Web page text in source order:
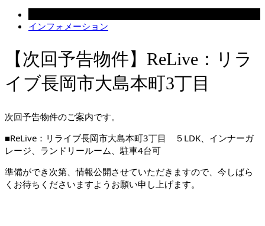
インフォメーション
【次回予告物件】ReLive：リラ
イブ長岡市大島本町3丁目
次回予告物件のご案内です。
■ReLive：リライブ長岡市大島本町3丁目 ５LDK、インナーガ
レージ、ランドリールーム、駐車4台可
準備ができ次第、情報公開させていただきますので、今しばら
くお待ちくださいますようお願い申し上げます。